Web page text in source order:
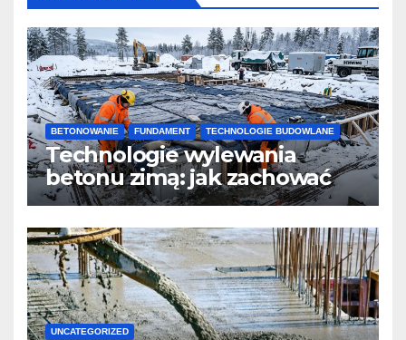
BETONOWANIE FUNDAMENT TECHNOLOGIE BUDOWLANE
Technologie wylewania
betonu zimą: jak zachować
jakość i przyspieszyć
twardnienie
UNCATEGORIZED